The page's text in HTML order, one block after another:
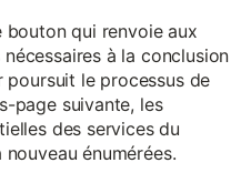
bouton qui renvoie aux
à la conclusion
le processus de
page suivante, les
des services du
énumérées.